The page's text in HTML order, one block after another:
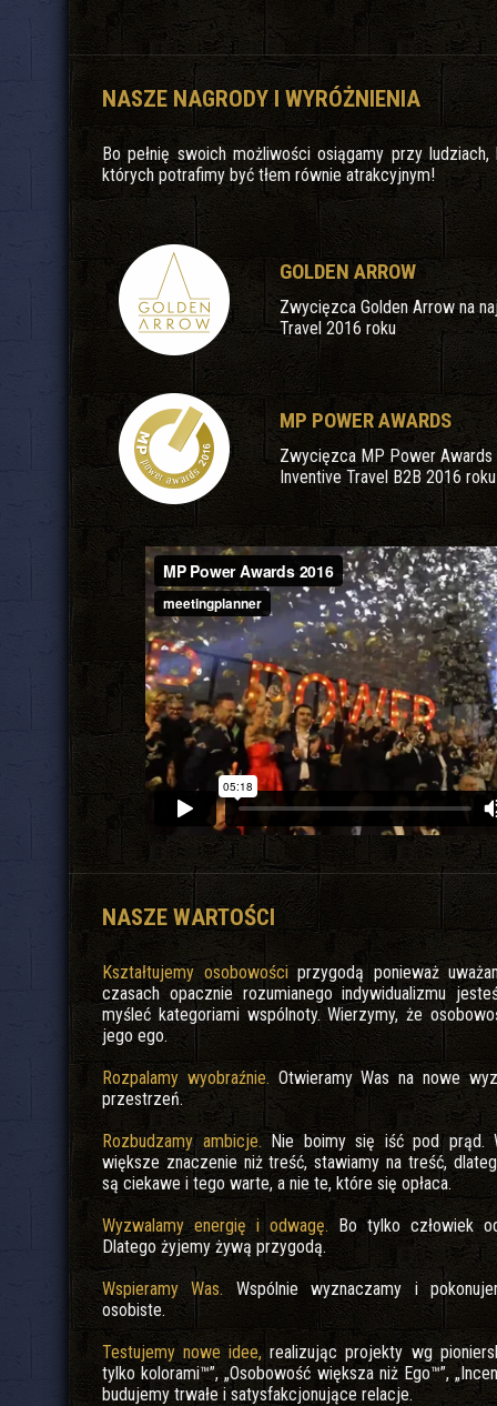
NASZE NAGRODY I WYRÓŻNIENIA
Bo pełnię swoich możliwości osiągamy przy
których potrafimy być tłem równie atrakcyjnym!
GOLDEN ARROW
Zwycięzca Golden Arrow na
Travel 2016 roku
MP POWER AWARDS
Zwycięzca MP Power
Inventive Travel B2B 2016 roku
NASZE WARTOŚCI
Kształtujemy osobowościprzygodą ponieważ
czasach opacznie rozumianego indywidualizmu
myśleć kategoriami wspólnoty. Wierzymy, że
jego ego.
Rozpalamy wyobraźnie. Otwieramy Was na nowe
przestrzeń.
Rozbudzamy ambicje. Nie boimy się iść pod prąd.
większe znaczenie niż treść, stawiamy na treść,
są ciekawe i tego warte, a nie te, które się opłaca.
Wyzwalamy energię i odwagę. Bo tylko człowiek
Dlatego żyjemy żywą przygodą.
Wspieramy Was. Wspólnie wyznaczamy i
osobiste.
Testujemy nowe idee, realizując projekty wg
tylko kolorami™”, „Osobowość większa niż Ego™”,
budujemy trwałe i satysfakcjonujące relacje.